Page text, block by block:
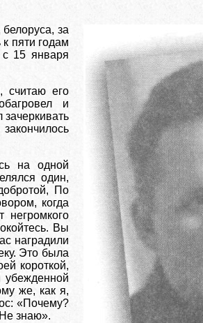
за
пяти годам
15 января
считаю его
и
на одной
один,
По
когда
негромкого
Вы
наградили
Это была
короткой,
убежденной
же, как я,
«Почему?
знаю».